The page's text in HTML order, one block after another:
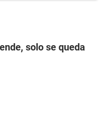
solo se queda